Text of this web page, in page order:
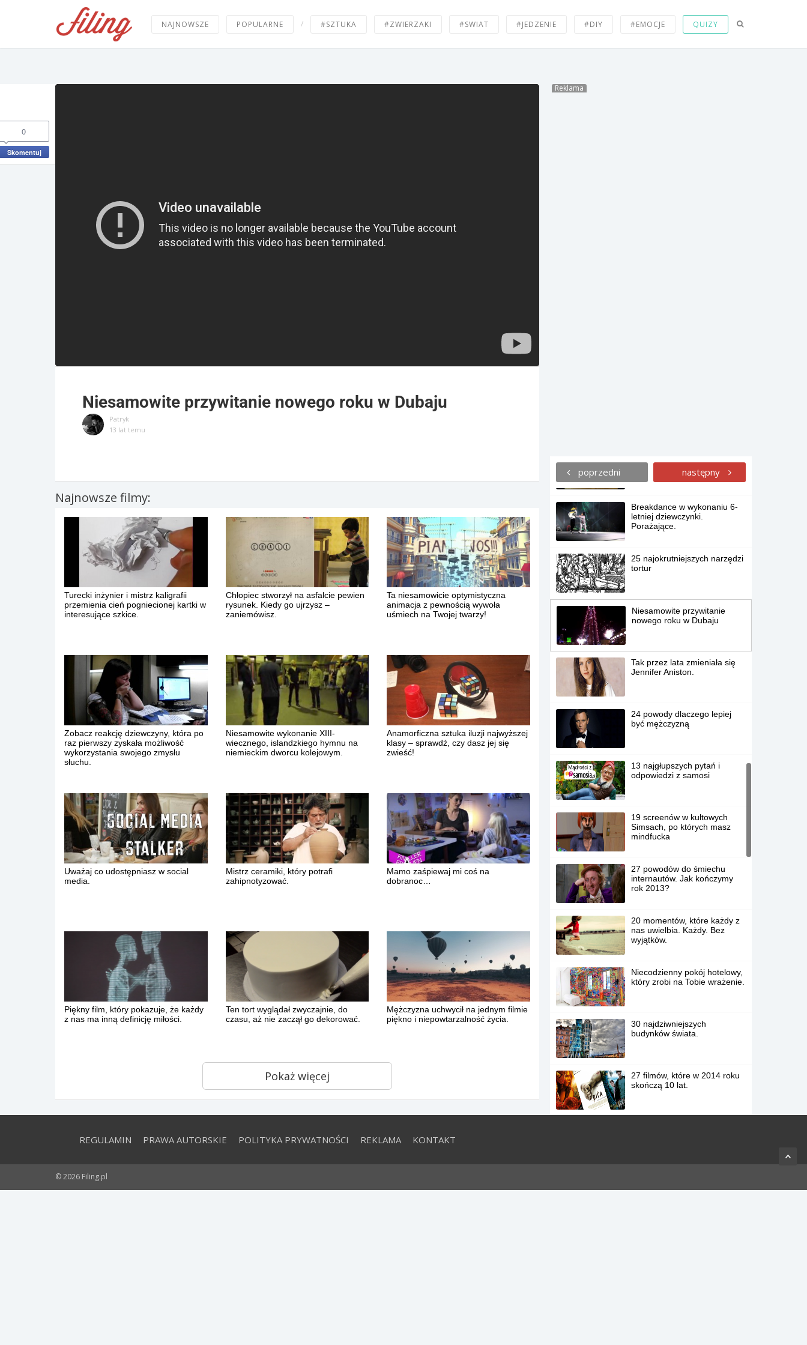
NAJNOWSZE POPULARNE / #SZTUKA #ZWIERZAKI #SWIAT #JEDZENIE #DIY #EMOCJE QUIZY
0
Skomentuj
Niesamowite przywitanie nowego roku w Dubaju
Patryk
13 lat temu
Najnowsze filmy:
Turecki inżynier i mistrz kaligrafii
przemienia cień pogniecionej kartki w
interesujące szkice.
Chłopiec stworzył na asfalcie pewien
rysunek. Kiedy go ujrzysz –
zaniemówisz.
Ta niesamowicie optymistyczna
animacja z pewnością wywoła
uśmiech na Twojej twarzy!
Zobacz reakcję dziewczyny, która po
raz pierwszy zyskała możliwość
wykorzystania swojego zmysłu
słuchu.
Niesamowite wykonanie XIII-
wiecznego, islandzkiego hymnu na
niemieckim dworcu kolejowym.
Anamorficzna sztuka iluzji najwyższej
klasy – sprawdź, czy dasz jej się
zwieść!
Uważaj co udostępniasz w social
media.
Mistrz ceramiki, który potrafi
zahipnotyzować.
Mamo zaśpiewaj mi coś na
dobranoc…
Piękny film, który pokazuje, że każdy
z nas ma inną definicję miłości.
Ten tort wyglądał zwyczajnie, do
czasu, aż nie zaczął go dekorować.
Mężczyzna uchwycił na jednym filmie
piękno i niepowtarzalność życia.
Pokaż więcej
Reklama
poprzedni następny
się zakładać psom butów.
Breakdance w wykonaniu 6-
letniej dziewczynki.
Porażające.
25 najokrutniejszych narzędzi
tortur
Niesamowite przywitanie
nowego roku w Dubaju
Tak przez lata zmieniała się
Jennifer Aniston.
24 powody dlaczego lepiej
być mężczyzną
13 najgłupszych pytań i
odpowiedzi z samosi
19 screenów w kultowych
Simsach, po których masz
mindfucka
27 powodów do śmiechu
internautów. Jak kończymy
rok 2013?
20 momentów, które każdy z
nas uwielbia. Każdy. Bez
wyjątków.
Niecodzienny pokój hotelowy,
który zrobi na Tobie wrażenie.
30 najdziwniejszych
budynków świata.
27 filmów, które w 2014 roku
skończą 10 lat.
puszczać bańki mydlane w
REGULAMIN PRAWA AUTORSKIE POLITYKA PRYWATNOŚCI REKLAMA KONTAKT
© 2026 Filing.pl